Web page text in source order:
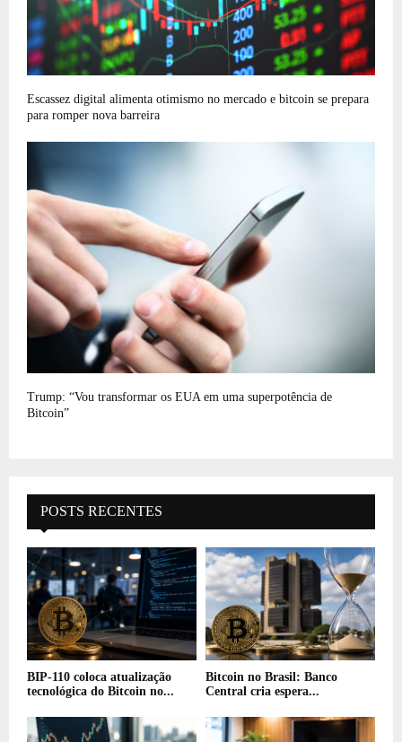
Escassez digital alimenta otimismo no mercado e bitcoin se prepara
para romper nova barreira
Trump: “Vou transformar os EUA em uma superpotência de
Bitcoin”
POSTS RECENTES
BIP-110 coloca atualização
tecnológica do Bitcoin no...
Bitcoin no Brasil: Banco
Central cria espera...